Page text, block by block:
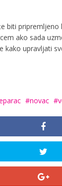
biti
ako sada
kako upravljati
novac